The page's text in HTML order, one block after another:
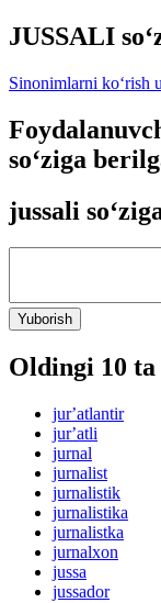
JUSSALI
Sinonimlarni ko‘rish
so‘ziga
jussali
Yuborish
Oldingi 10 ta
jurʼatlantir
jurʼatli
jurnal
jurnalist
jurnalistik
jurnalistika
jurnalistka
jurnalxon
jussa
jussador